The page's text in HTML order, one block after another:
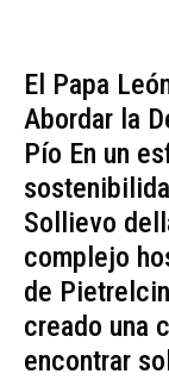
El Papa
Abordar la
Pío En un
Sollievo
complejo
de
creado una
encontrar